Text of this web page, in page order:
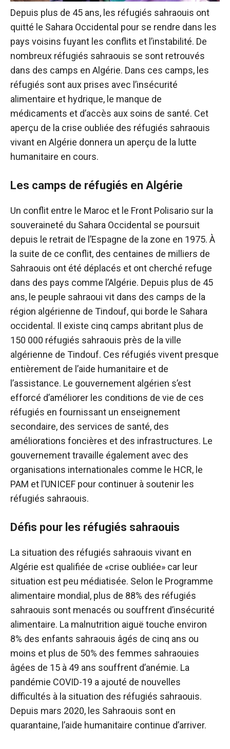
Depuis plus de 45 ans, les réfugiés sahraouis ont
quitté le Sahara Occidental pour se rendre dans les
pays voisins fuyant les conflits et l’instabilité. De
nombreux réfugiés sahraouis se sont retrouvés
dans des camps en Algérie. Dans ces camps, les
réfugiés sont aux prises avec l’insécurité
alimentaire et hydrique, le manque de
médicaments et d’accès aux soins de santé. Cet
aperçu de la crise oubliée des réfugiés sahraouis
vivant en Algérie donnera un aperçu de la lutte
humanitaire en cours.
Les camps de réfugiés en Algérie
Un conflit entre le Maroc et le Front Polisario sur la
souveraineté du Sahara Occidental se poursuit
depuis le retrait de l’Espagne de la zone en 1975. À
la suite de ce conflit, des centaines de milliers de
Sahraouis ont été déplacés et ont cherché refuge
dans des pays comme l’Algérie. Depuis plus de 45
ans, le peuple sahraoui vit dans des camps de la
région algérienne de Tindouf, qui borde le Sahara
occidental. Il existe cinq camps abritant plus de
150 000 réfugiés sahraouis près de la ville
algérienne de Tindouf. Ces réfugiés vivent presque
entièrement de l’aide humanitaire et de
l’assistance. Le gouvernement algérien s’est
efforcé d’améliorer les conditions de vie de ces
réfugiés en fournissant un enseignement
secondaire, des services de santé, des
améliorations foncières et des infrastructures. Le
gouvernement travaille également avec des
organisations internationales comme le HCR, le
PAM et l’UNICEF pour continuer à soutenir les
réfugiés sahraouis.
Défis pour les réfugiés sahraouis
La situation des réfugiés sahraouis vivant en
Algérie est qualifiée de «crise oubliée» car leur
situation est peu médiatisée. Selon le Programme
alimentaire mondial, plus de 88% des réfugiés
sahraouis sont menacés ou souffrent d’insécurité
alimentaire. La malnutrition aiguë touche environ
8% des enfants sahraouis âgés de cinq ans ou
moins et plus de 50% des femmes sahraouies
âgées de 15 à 49 ans souffrent d’anémie. La
pandémie COVID-19 a ajouté de nouvelles
difficultés à la situation des réfugiés sahraouis.
Depuis mars 2020, les Sahraouis sont en
quarantaine, l’aide humanitaire continue d’arriver.